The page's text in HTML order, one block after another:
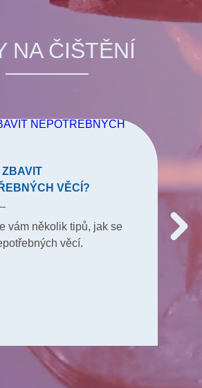
NA ČIŠTĚNÍ
VĚCÍ?
vám několik tipů, jak se
věcí.